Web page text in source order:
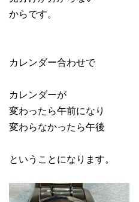
からです。
カレンダー合わせで
カレンダーが
変わったら午前になり
変わらなかったら午後
ということになります。